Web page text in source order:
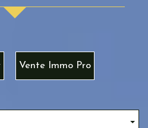
Vente Immo Pro